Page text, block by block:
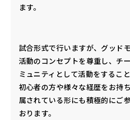
ます。
試合形式で行いますが、グッド
活動のコンセプトを尊重し、チ
ミュニティとして活動をするこ
初心者の方や様々な経歴をお持
属されている形にも積極的にご
おります。